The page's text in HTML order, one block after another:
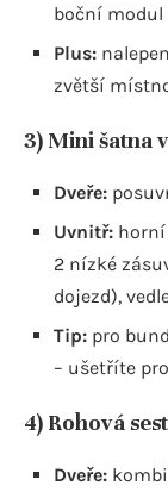
boční modul
Plus:
zvětší
3) Mini šatna
Dveře:
Uvnitř: horní
2 nízké
dojezd),
Tip: pro
– ušetříte
4) Rohová
Dveře: